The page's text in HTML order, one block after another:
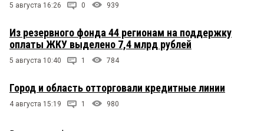
5 августа 16:26 0 939
Из резервного фонда 44 регионам на поддержку
оплаты ЖКУ выделено 7,4 млрд рублей
5 августа 10:40 1 784
Город и область отторговали кредитные линии
4 августа 15:19 1 980